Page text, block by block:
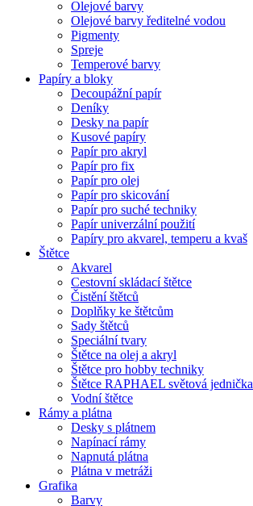
Olejové barvy
Olejové barvy ředitelné vodou
Pigmenty
Spreje
Temperové barvy
Papíry a bloky
Decoupážní papír
Deníky
Desky na papír
Kusové papíry
Papír pro akryl
Papír pro fix
Papír pro olej
Papír pro skicování
Papír pro suché techniky
Papír univerzální použití
Papíry pro akvarel, temperu a kvaš
Štětce
Akvarel
Cestovní skládací štětce
Čistění štětců
Doplňky ke štětcům
Sady štětců
Speciální tvary
Štětce na olej a akryl
Štětce pro hobby techniky
Štětce RAPHAEL světová jednička
Vodní štětce
Rámy a plátna
Desky s plátnem
Napínací rámy
Napnutá plátna
Plátna v metráži
Grafika
Barvy